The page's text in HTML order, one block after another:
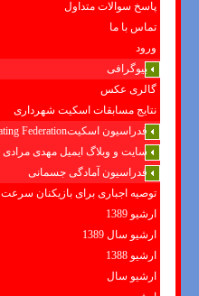
پاسخ سوالات متداول
تماس با ما
ورود
بیوگرافی
گالری عکس
نتایج مسابقات اسکیت شهرداری
فدراسیون اسکیتIran Roller Skating Federation
سایت و وبلاگ ایمیل مهدی مرادی
فدراسیون آمادگی جسمانی
توصیه اجباری برای بازیکنان سرعت
ارشیو 1389
ارشیو سال 1389
ارشیو 1388
ارشیو سال